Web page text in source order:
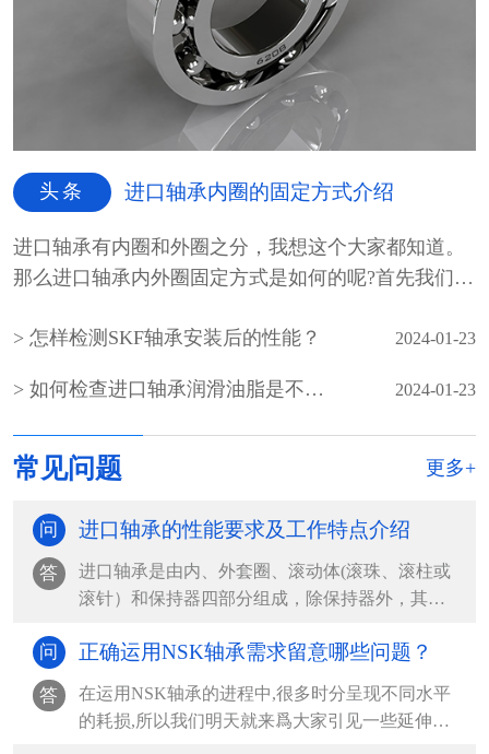
头条 进口轴承内圈的固定方式介绍
进口轴承有内圈和外圈之分，我想这个大家都知道。
那么进口轴承内外圈固定方式是如何的呢?首先我们先
怎样检测SKF轴承安装后的性能？
2024-01-23
如何检查进口轴承润滑油脂是不是霉变 2024-01-23
常见问题 更多+
问 进口轴承的性能要求及工作特点介绍
答
进口轴承是由内、外套圈、滚动体(滚珠、滚柱或
滚针）和保持器四部分组成，除保持器外，其余
问 正确运用NSK轴承需求留意哪些问题？
答
在运用NSK轴承的进程中,很多时分呈现不同水平
的耗损,所以我们明天就来爲大家引见一些延伸